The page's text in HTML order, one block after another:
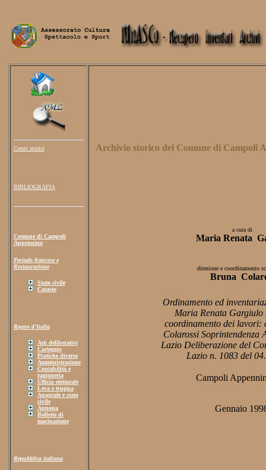
Cenni storici
BIBLIOGRAFIA
Comune di Campoli
Appennino
Periodo francese e
Restaurazione
Stato civile
Catasto
Regno d'Italia
Atti deliberativi
Carteggio
Pratiche diverse
Amministrazione
Contabilità e
ragioneria
Ufficio elettorale
Leva e truppa
Anagrafe e stato
civile
Annona
Bollette di
macinazione
Repubblica italiana
Archivio storico del Comune di Campoli
a cura di
Maria Renata
direzione e coordinamento
Bruna
Ordinamento ed
Maria Renata Gargiulo
coordinamento dei lavori:
Colarossi Soprintendenza
Lazio Deliberazione del
Lazio n. 1083 del
Campoli
Gennaio